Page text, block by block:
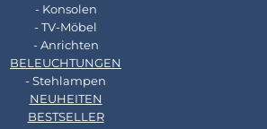
- Konsolen
- TV-Möbel
- Anrichten
BELEUCHTUNGEN
- Stehlampen
NEUHEITEN
BESTSELLER